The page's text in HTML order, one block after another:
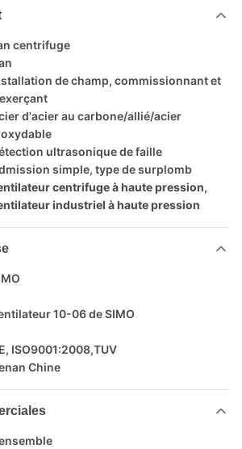
centrifuge
de champ, commissionnant et
d'acier au carbone/allié/acier
ultrasonique de faille
simple, type de surplomb
centrifuge à haute pression,
industriel à haute pression
10-06 de SIMO
ISO9001:2008,TUV
Chine